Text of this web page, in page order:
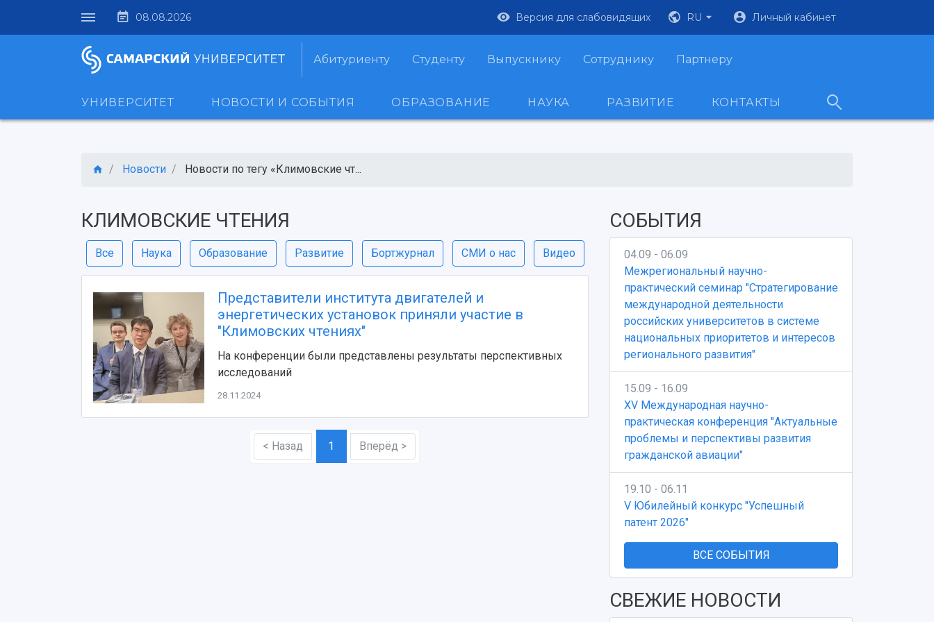
08.08.2026 Версия для слабовидящих RU Личный кабинет
Абитуриенту Студенту Выпускнику Сотруднику Партнеру
УНИВЕРСИТЕТ НОВОСТИ И СОБЫТИЯ ОБРАЗОВАНИЕ НАУКА РАЗВИТИЕ КОНТАКТЫ
Новости Новости по тегу «Климовские чт...
КЛИМОВСКИЕ ЧТЕНИЯ
Все Наука Образование Развитие Бортжурнал СМИ о нас Видео
Представители института двигателей и
энергетических установок приняли участие в
"Климовских чтениях"
На конференции были представлены результаты перспективных
исследований
28.11.2024
< Назад 1 Вперёд >
СОБЫТИЯ
04.09 - 06.09
Межрегиональный научно-
практический семинар "Стратегирование
международной деятельности
российских университетов в системе
национальных приоритетов и интересов
регионального развития"
15.09 - 16.09
XV Международная научно-
практическая конференция "Актуальные
проблемы и перспективы развития
гражданской авиации"
19.10 - 06.11
V Юбилейный конкурс "Успешный
патент 2026"
ВСЕ СОБЫТИЯ
СВЕЖИЕ НОВОСТИ